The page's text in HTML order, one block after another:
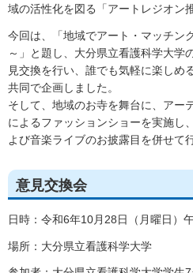
域の活性化を図る「アートレジオン
今回は、「地域でアート・マッチン
～」と題し、大分県立看護科学大学
見交換を行い、誰でも気軽に楽しめ
共同で企画しました。
そして、地域のお寺を舞台に、アー
によるファッションショーを実施し
よび音楽ライブのお披露目を併せて
意見交換会
日時：令和6年10月28日（月曜日）
場所：大分県立看護科学大学